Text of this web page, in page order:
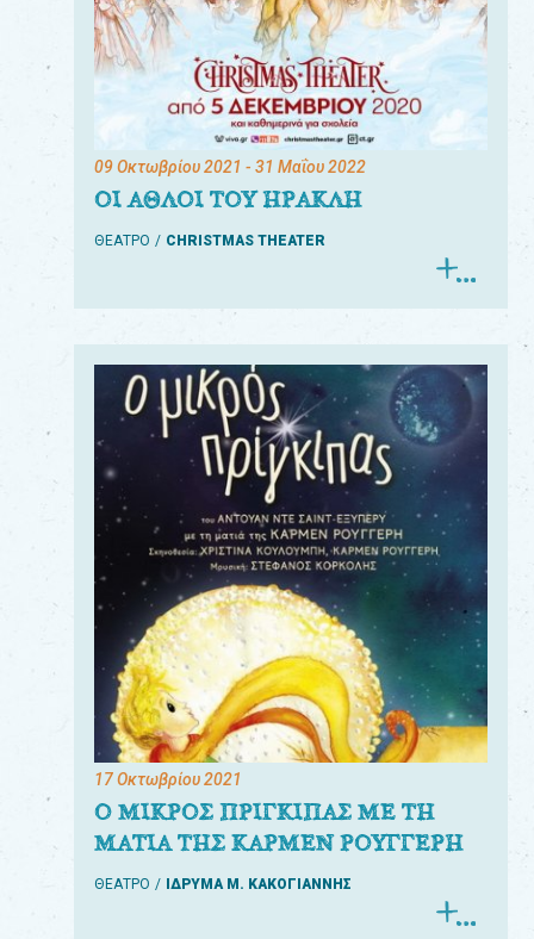
09 Οκτωβρίου 2021 - 31 Μαΐου 2022
ΟΙ ΑΘΛΟΙ ΤΟΥ ΗΡΑΚΛΗ
ΘΕΑΤΡΟ CHRISTMAS THEATER
17 Οκτωβρίου 2021
Ο ΜΙΚΡΟΣ ΠΡΙΓΚΙΠΑΣ ΜΕ ΤΗ
ΜΑΤΙΑ ΤΗΣ ΚΑΡΜΕΝ ΡΟΥΓΓΕΡΗ
ΘΕΑΤΡΟ ΙΔΡΥΜΑ Μ. ΚΑΚΟΓΙΑΝΝΗΣ